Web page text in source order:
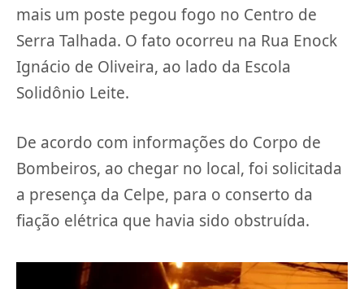
mais um poste pegou fogo no Centro de
Serra Talhada. O fato ocorreu na Rua Enock
Ignácio de Oliveira, ao lado da Escola
Solidônio Leite.
De acordo com informações do Corpo de
Bombeiros, ao chegar no local, foi solicitada
a presença da Celpe, para o conserto da
fiação elétrica que havia sido obstruída.